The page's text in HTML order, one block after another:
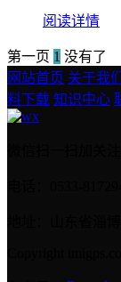
阅读详情
第一页 1 没有了
网站首页 关于我们
料下载 知识中心